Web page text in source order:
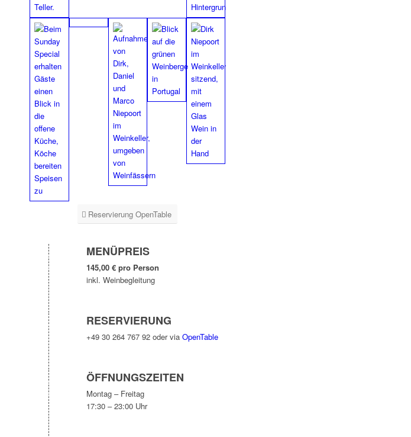
Reservierung OpenTable
MENÜPREIS
145,00 € pro Person
inkl. Weinbegleitung
RESERVIERUNG
+49 30 264 767 92 oder viaOpenTable
ÖFFNUNGSZEITEN
Montag – Freitag
17:30 – 23:00 Uhr